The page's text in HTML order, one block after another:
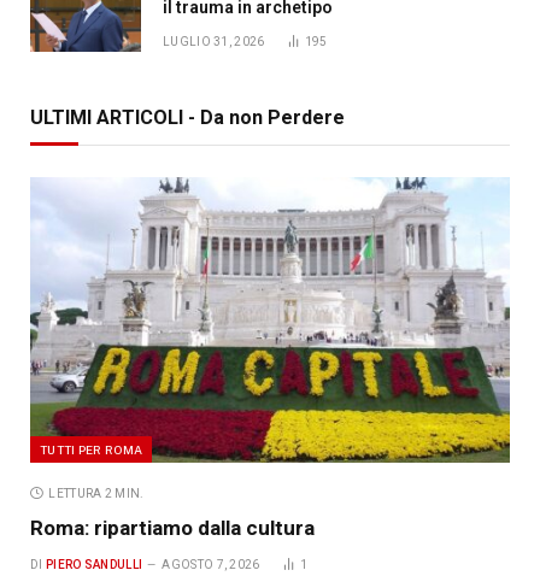
il trauma in archetipo
LUGLIO 31, 2026 195
ULTIMI ARTICOLI - Da non Perdere
TUTTI PER ROMA
LETTURA 2 MIN.
Roma: ripartiamo dalla cultura
DI PIERO SANDULLI AGOSTO 7, 2026 1